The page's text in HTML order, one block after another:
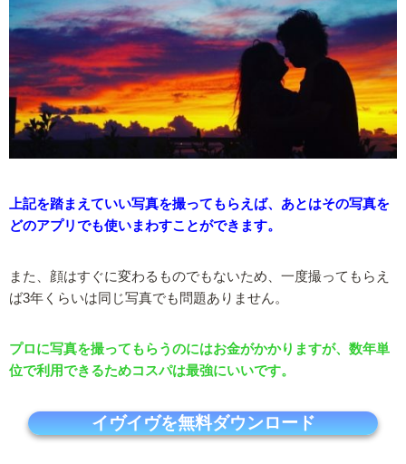
上記を踏まえていい写真を撮ってもらえば、あとはその写真を
どのアプリでも使いまわすことができます。
また、顔はすぐに変わるものでもないため、一度撮ってもらえ
ば3年くらいは同じ写真でも問題ありません。
プロに写真を撮ってもらうのにはお金がかかりますが、数年単
位で利用できるためコスパは最強にいいです。
イヴイヴを無料ダウンロード